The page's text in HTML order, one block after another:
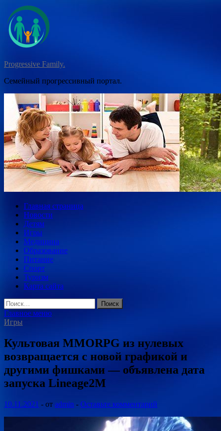
Перейти
содержимому
Progressive Family.
Семейный прогрессивный портал.
Главная страница
Новости
Детям
Игры
Медицина
Образование
Питание
Спорт
Туризм
Карта сайта
Найти:
Главное меню
Игры
Культовая MMORPG из нулевых
возвращается с новой графикой и
другими фишками — объявлена дата
запуска Lineage2M
10.11.2021 - от admin - Оставьте комментарий